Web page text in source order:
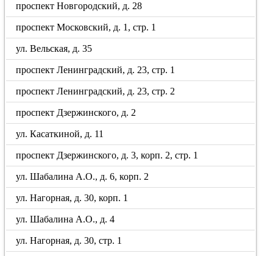
проспект Новгородский, д. 28
проспект Московский, д. 1, стр. 1
ул. Вельская, д. 35
проспект Ленинградский, д. 23, стр. 1
проспект Ленинградский, д. 23, стр. 2
проспект Дзержинского, д. 2
ул. Касаткиной, д. 11
проспект Дзержинского, д. 3, корп. 2, стр. 1
ул. Шабалина А.О., д. 6, корп. 2
ул. Нагорная, д. 30, корп. 1
ул. Шабалина А.О., д. 4
ул. Нагорная, д. 30, стр. 1